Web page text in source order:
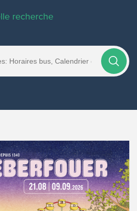
recherche